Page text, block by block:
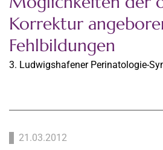
Korrektur
Fehlbildungen
3. Ludwigshafener Perinatologie-
21.03.2012